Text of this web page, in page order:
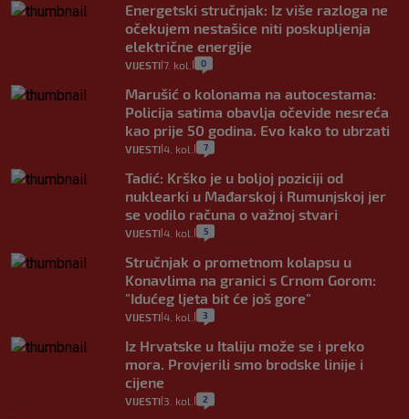
Energetski stručnjak: Iz više razloga ne
očekujem nestašice niti poskupljenja
električne energije
VIJESTI 7. kol. 0
Marušić o kolonama na autocestama:
Policija satima obavlja očevide nesreća
kao prije 50 godina. Evo kako to ubrzati
VIJESTI 4. kol. 7
Tadić: Krško je u boljoj poziciji od
nuklearki u Mađarskoj i Rumunjskoj jer
se vodilo računa o važnoj stvari
VIJESTI 4. kol. 5
Stručnjak o prometnom kolapsu u
Konavlima na granici s Crnom Gorom:
"Idućeg ljeta bit će još gore"
VIJESTI 4. kol. 3
Iz Hrvatske u Italiju može se i preko
mora. Provjerili smo brodske linije i
cijene
VIJESTI 3. kol. 2